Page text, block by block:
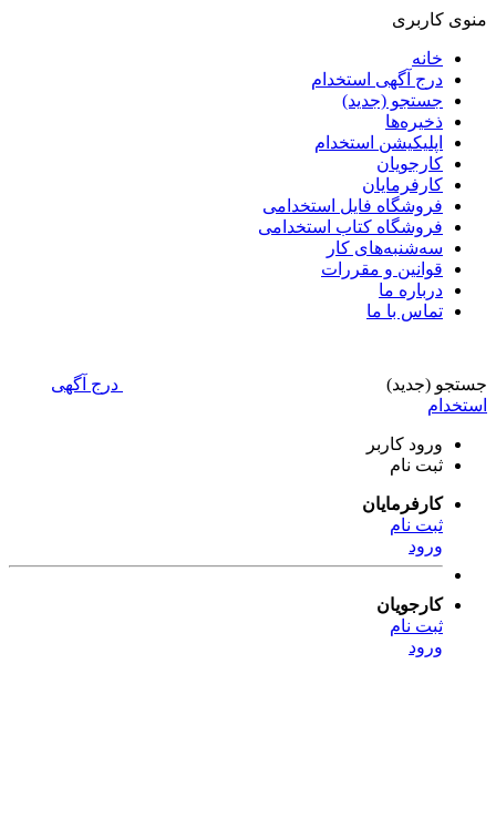
منوی کاربری
خانه
درج آگهی استخدام
جستجو (جدید)
ذخیره‌ها
اپلیکیشن استخدام
کارجویان
کارفرمایان
فروشگاه فایل استخدامی
فروشگاه کتاب استخدامی
سه‌شنبه‌های کار
قوانین و مقررات
درباره ما
تماس با ما
جستجو (جدید)
درج آگهی
استخدام
ورود کاربر
ثبت نام
کارفرمایان
ثبت نام
ورود
کارجویان
ثبت نام
ورود